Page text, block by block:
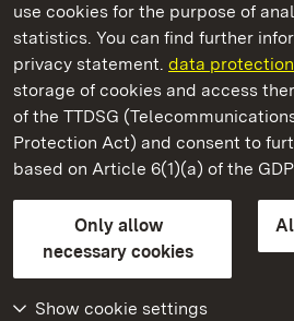
use cookies for the purpose of
statistics. You can find further
privacy statement. data
storage of cookies and access
of the TTDSG
Protection Act) and consent to
based on Article 6(1)(a) of the
Only allow
necessary cookies
Show cookie settings
State Palaces and Gardens of
Heuneburg – Celtic City Of Pyrene
State Palaces and Gardens of
FAQMasthead Data protection
Declaration on barrier-free access
BITV-konform (geprüfte Seiten)